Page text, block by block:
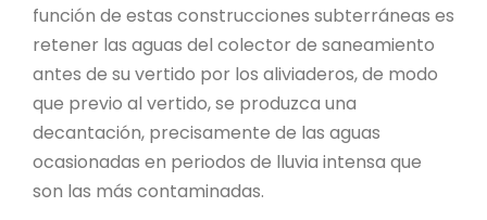
función de estas construcciones subterráneas es
retener las aguas del colector de saneamiento
antes de su vertido por los aliviaderos, de modo
que previo al vertido, se produzca una
decantación, precisamente de las aguas
ocasionadas en periodos de lluvia intensa que
son las más contaminadas.